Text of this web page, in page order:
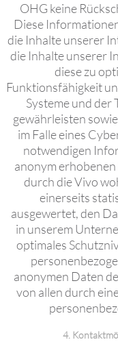
OHG keine
Diese
die Inhalte unserer
die Inhalte unserer
diese zu
Funktionsfähigkeit
Systeme und der
gewährleisten
im Falle eines
notwendigen
anonym
durch die Vivo
einerseits
ausgewertet, den
in unserem
optimales
anonymen Daten
von allen durch
4.